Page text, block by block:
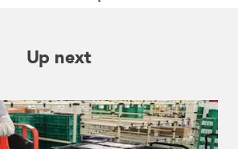
Up next